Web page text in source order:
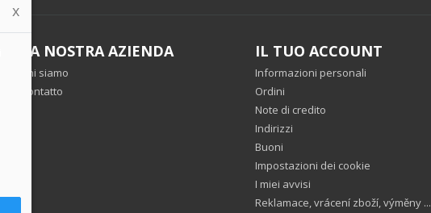
LA NOSTRA AZIENDA
Chi siamo
Contatto
IL TUO ACCOUNT
Informazioni personali
Ordini
Note di credito
Indirizzi
Buoni
Impostazioni dei cookie
I miei avvisi
Reklamace, vrácení zboží, výměny ...
x